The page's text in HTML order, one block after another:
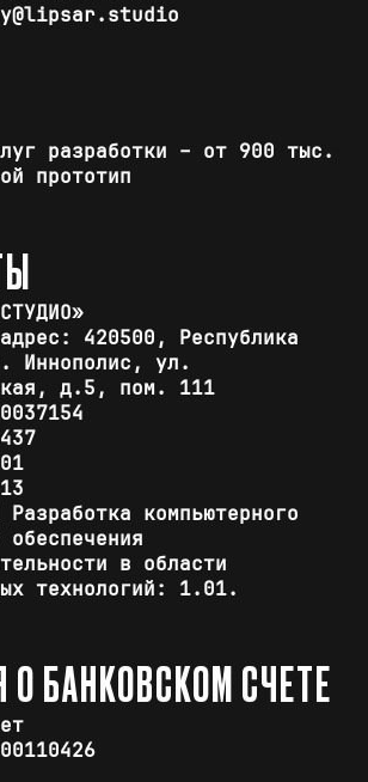
разработки – от 900 тыс.
прототип
420500, Республика
Иннополис, ул.
д.5, пом. 111
компьютерного
обеспечения
в области
технологий: 1.01.
О БАНКОВСКОМ СЧЕТЕ